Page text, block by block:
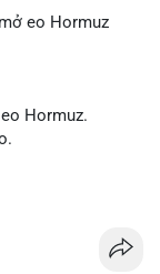
eo Hormuz
Hormuz.